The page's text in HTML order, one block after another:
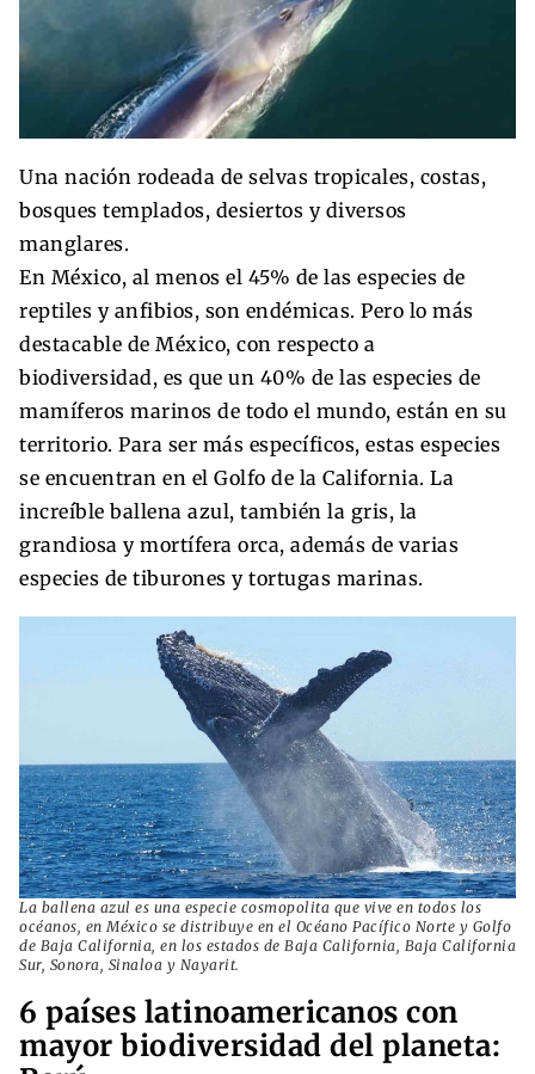
Una nación rodeada de selvas tropicales, costas,
bosques templados, desiertos y diversos
manglares.
En México, al menos el 45% de las especies de
reptiles y anfibios, son endémicas. Pero lo más
destacable de México, con respecto a
biodiversidad, es que un 40% de las especies de
mamíferos marinos de todo el mundo, están en su
territorio. Para ser más específicos, estas especies
se encuentran en el Golfo de la California. La
increíble ballena azul, también la gris, la
grandiosa y mortífera orca, además de varias
especies de tiburones y tortugas marinas.
La ballena azul es una especie cosmopolita que vive en todos los
océanos, en México se distribuye en el Océano Pacífico Norte y Golfo
de Baja California, en los estados de Baja California, Baja California
Sur, Sonora, Sinaloa y Nayarit.
6 países latinoamericanos con
mayor biodiversidad del planeta: